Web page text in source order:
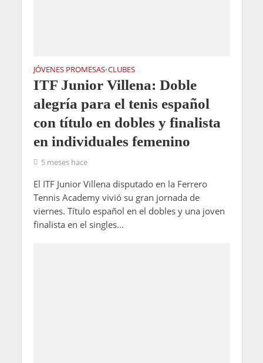
JÓVENES PROMESAS•CLUBES
ITF Junior Villena: Doble
alegría para el tenis español
con título en dobles y finalista
en individuales femenino
5 meses hace
El ITF Junior Villena disputado en la Ferrero
Tennis Academy vivió su gran jornada de
viernes. Título español en el dobles y una joven
finalista en el singles...